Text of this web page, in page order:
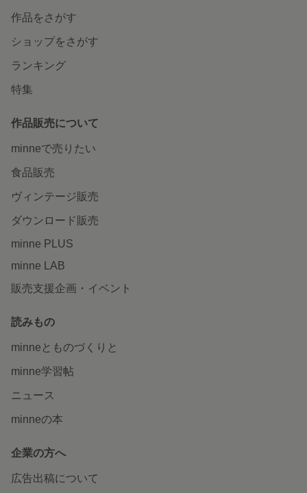
作品をさがす
ショップをさがす
ランキング
特集
作品販売について
minneで売りたい
食品販売
ヴィンテージ販売
ダウンロード販売
minne PLUS
minne LAB
販売支援企画・イベント
読みもの
minneとものづくりと
minne学習帖
ニュース
minneの本
企業の方へ
広告出稿について